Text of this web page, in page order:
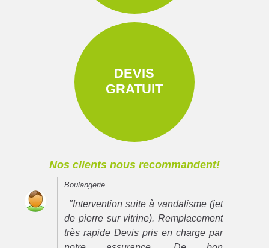
DEVIS
GRATUIT
Nos clients nous recommandent!
Boulangerie
"Intervention suite à vandalisme (jet
de pierre sur vitrine). Remplacement
très rapide Devis pris en charge par